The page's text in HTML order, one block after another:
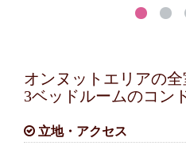
オンヌットエリアの
3ベッドルームのコン
立地・アクセス